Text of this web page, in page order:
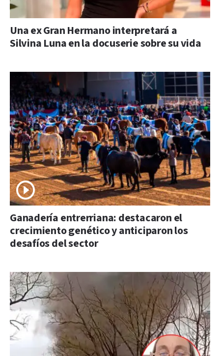
Una ex Gran Hermano interpretará a
Silvina Luna en la docuserie sobre su vida
Ganadería entrerriana: destacaron el
crecimiento genético y anticiparon los
desafíos del sector